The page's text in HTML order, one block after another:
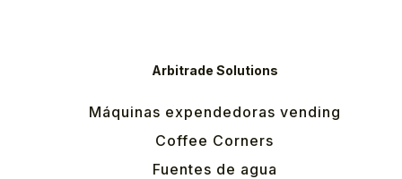
Arbitrade Solutions
Máquinas expendedoras vending
Coffee Corners
Fuentes de agua